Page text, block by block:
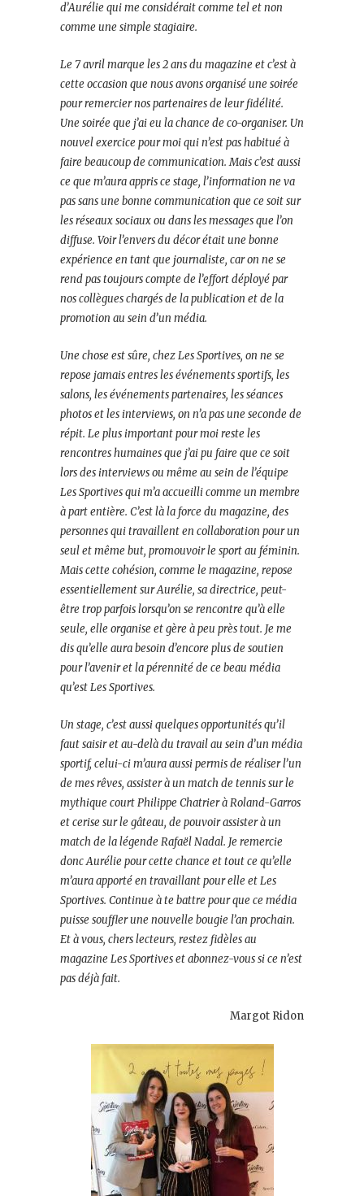
d’Aurélie qui me considérait comme tel et non
comme une simple stagiaire.
Le 7 avril marque les 2 ans du magazine et c’est à
cette occasion que nous avons organisé une soirée
pour remercier nos partenaires de leur fidélité.
Une soirée que j’ai eu la chance de co-organiser. Un
nouvel exercice pour moi qui n’est pas habitué à
faire beaucoup de communication. Mais c’est aussi
ce que m’aura appris ce stage, l’information ne va
pas sans une bonne communication que ce soit sur
les réseaux sociaux ou dans les messages que l’on
diffuse. Voir l’envers du décor était une bonne
expérience en tant que journaliste, car on ne se
rend pas toujours compte de l’effort déployé par
nos collègues chargés de la publication et de la
promotion au sein d’un média.
Une chose est sûre, chez Les Sportives, on ne se
repose jamais entres les événements sportifs, les
salons, les événements partenaires, les séances
photos et les interviews, on n’a pas une seconde de
répit. Le plus important pour moi reste les
rencontres humaines que j’ai pu faire que ce soit
lors des interviews ou même au sein de l’équipe
Les Sportives qui m’a accueilli comme un membre
à part entière. C’est là la force du magazine, des
personnes qui travaillent en collaboration pour un
seul et même but, promouvoir le sport au féminin.
Mais cette cohésion, comme le magazine, repose
essentiellement sur Aurélie, sa directrice, peut-
être trop parfois lorsqu’on se rencontre qu’à elle
seule, elle organise et gère à peu près tout. Je me
dis qu’elle aura besoin d’encore plus de soutien
pour l’avenir et la pérennité de ce beau média
qu’est Les Sportives.
Un stage, c’est aussi quelques opportunités qu’il
faut saisir et au-delà du travail au sein d’un média
sportif, celui-ci m’aura aussi permis de réaliser l’un
de mes rêves, assister à un match de tennis sur le
mythique court Philippe Chatrier à Roland-Garros
et cerise sur le gâteau, de pouvoir assister à un
match de la légende Rafaël Nadal. Je remercie
donc Aurélie pour cette chance et tout ce qu’elle
m’aura apporté en travaillant pour elle et Les
Sportives. Continue à te battre pour que ce média
puisse souffler une nouvelle bougie l’an prochain.
Et à vous, chers lecteurs, restez fidèles au
magazine Les Sportives et abonnez-vous si ce n’est
pas déjà fait.
Margot Ridon